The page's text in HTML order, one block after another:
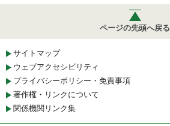
ページの先頭へ戻る
サイトマップ
ウェブアクセシビリティ
プライバシーポリシー・免責事項
著作権・リンクについて
関係機関リンク集